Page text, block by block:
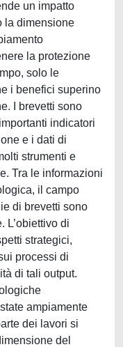
un impatto
la dimensione
la protezione
solo le
i benefici superino
I brevetti sono
indicatori
e i dati di
strumenti e
Tra le informazioni
il campo
di brevetti sono
L’obiettivo di
strategici,
processi di
di tali output.
ampiamente
dei lavori si
del